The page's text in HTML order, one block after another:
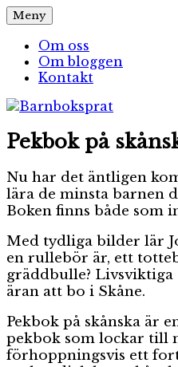
Hoppa
till
innehåll
Barnboksprat
– en blogg om
Meny
Om oss
Om bloggen
Kontakt
Pekbok på
Nu har det äntligen
lära de minsta barnen
Boken finns både som
Med tydliga bilder lär
en rullebör är, ett
gräddbulle?
äran att bo i Skåne.
Pekbok på skånska är
pekbok som lockar till
förhoppningsvis ett